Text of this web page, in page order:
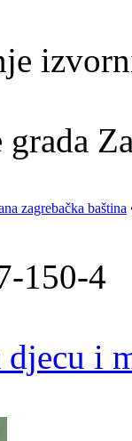
zagrebačka baština
150-4
i